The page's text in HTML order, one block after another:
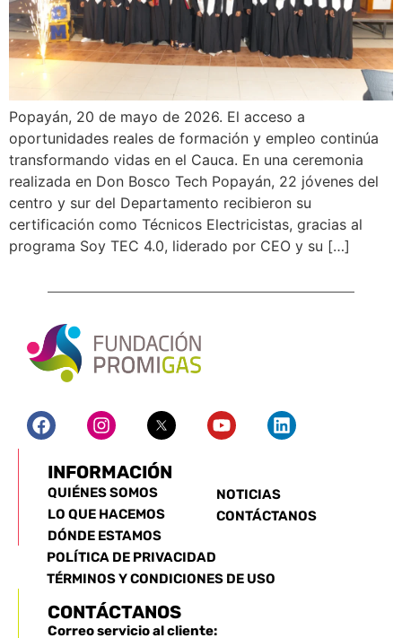
Popayán, 20 de mayo de 2026. El acceso a
oportunidades reales de formación y empleo continúa
transformando vidas en el Cauca. En una ceremonia
realizada en Don Bosco Tech Popayán, 22 jóvenes del
centro y sur del Departamento recibieron su
certificación como Técnicos Electricistas, gracias al
programa Soy TEC 4.0, liderado por CEO y su […]
INFORMACIÓN
QUIÉNES SOMOS
LO QUE HACEMOS
DÓNDE ESTAMOS
NOTICIAS
CONTÁCTANOS
POLÍTICA DE PRIVACIDAD
TÉRMINOS Y CONDICIONES DE USO
CONTÁCTANOS
Correo servicio al cliente: